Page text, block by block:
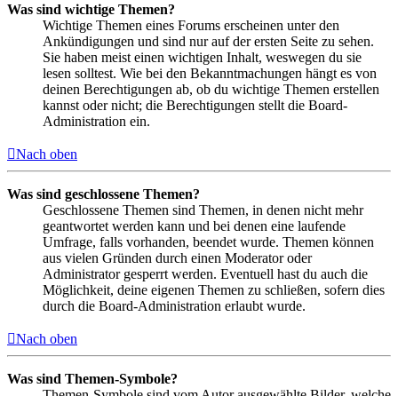
Was sind wichtige Themen?
Wichtige Themen eines Forums erscheinen unter den
Ankündigungen und sind nur auf der ersten Seite zu sehen.
Sie haben meist einen wichtigen Inhalt, weswegen du sie
lesen solltest. Wie bei den Bekanntmachungen hängt es von
deinen Berechtigungen ab, ob du wichtige Themen erstellen
kannst oder nicht; die Berechtigungen stellt die Board-
Administration ein.
Nach oben
Was sind geschlossene Themen?
Geschlossene Themen sind Themen, in denen nicht mehr
geantwortet werden kann und bei denen eine laufende
Umfrage, falls vorhanden, beendet wurde. Themen können
aus vielen Gründen durch einen Moderator oder
Administrator gesperrt werden. Eventuell hast du auch die
Möglichkeit, deine eigenen Themen zu schließen, sofern dies
durch die Board-Administration erlaubt wurde.
Nach oben
Was sind Themen-Symbole?